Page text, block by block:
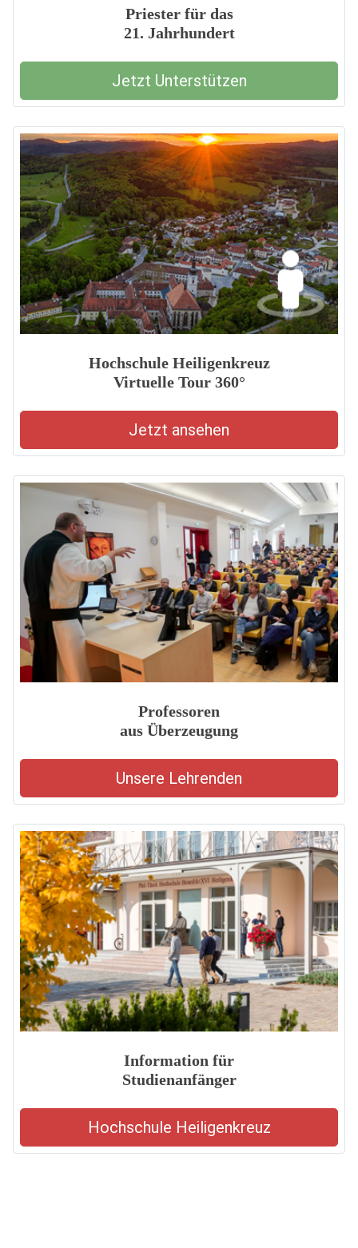
Priester für das
21. Jahrhundert
Jetzt Unterstützen
Hochschule Heiligenkreuz
Virtuelle Tour 360°
Jetzt ansehen
Professoren
aus Überzeugung
Unsere Lehrenden
Information für
Studienanfänger
Hochschule Heiligenkreuz